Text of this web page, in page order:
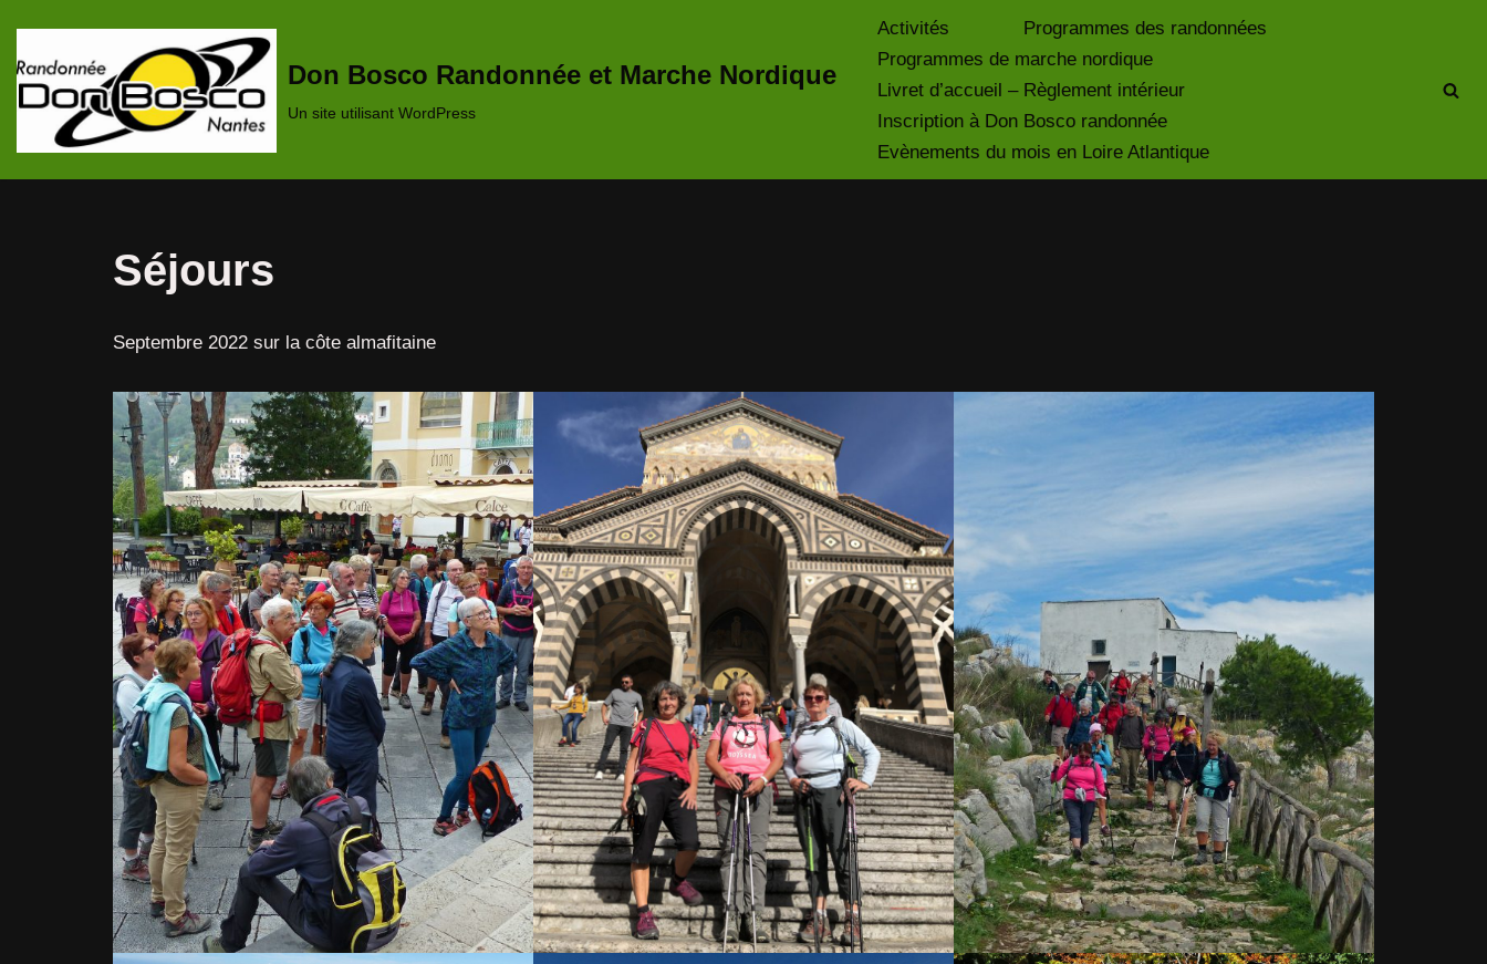
Aller
au
contenu
Don Bosco Randonnée et Marche Nordique
Un site utilisant WordPress
Activités
Programmes des randonnées
Programmes de marche nordique
Livret d’accueil – Règlement intérieur
Inscription à Don Bosco randonnée
Evènements du mois en Loire Atlantique
Séjours
Septembre 2022 sur la côte almafitaine